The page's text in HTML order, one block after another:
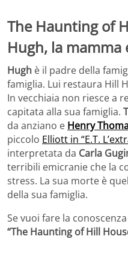
The Haunting of
Hugh, la mamma
Hugh è il padre della
famiglia. Lui restaura Hill
In vecchiaia non riesce a
capitata alla sua famiglia.
da anziano e Henry
piccolo Elliott in “E.T.
interpretata da Carla
terribili emicranie che la
stress. La sua morte è
della sua famiglia.
Se vuoi fare la
“The Haunting of Hill